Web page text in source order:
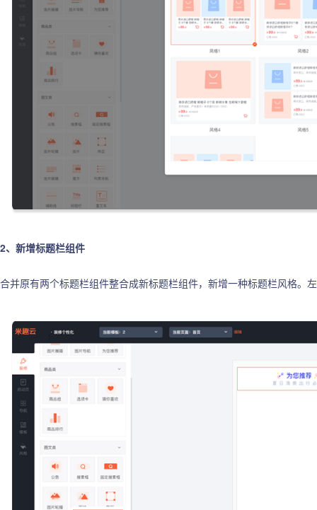
2、新增标题栏组件
合并原有两个标题栏组件整合成新标题栏组件，新增一种标题栏风格。